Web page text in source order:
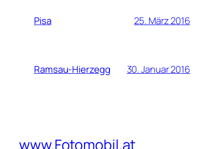
Pisa 25. März 2016
Ramsau-Hierzegg 30. Januar 2016
www.Fotomobil.at